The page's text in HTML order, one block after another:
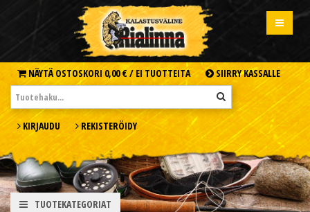
NÄYTÄ OSTOSKORI 0,00 € / EI TUOTTEITA SIIRRY KASSALLE
KIRJAUDU REKISTERÖIDY
TUOTEKATEGORIAT